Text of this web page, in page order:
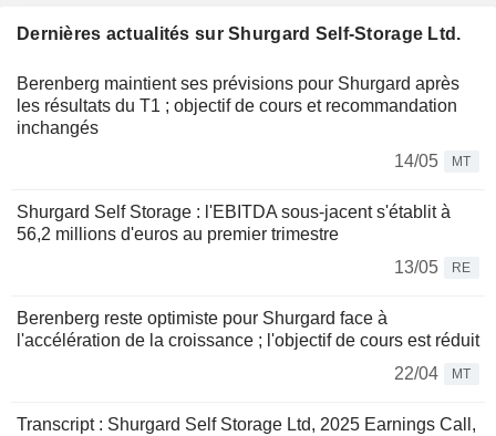
Dernières actualités sur Shurgard Self-Storage Ltd.
Berenberg maintient ses prévisions pour Shurgard après
les résultats du T1 ; objectif de cours et recommandation
inchangés
14/05
MT
Shurgard Self Storage : l'EBITDA sous-jacent s'établit à
56,2 millions d'euros au premier trimestre
13/05
RE
Berenberg reste optimiste pour Shurgard face à
l'accélération de la croissance ; l'objectif de cours est réduit
22/04
MT
Transcript : Shurgard Self Storage Ltd, 2025 Earnings Call,